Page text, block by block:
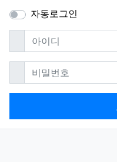
자동로그인
아이디필수
비밀번호필수